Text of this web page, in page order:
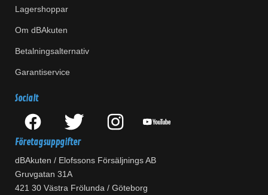
Lagershoppar
Om dBAkuten
Betalningsalternativ
Garantiservice
Socialt
Företagsuppgifter
dBAkuten / Elofssons Försäljnings AB
Gruvgatan 31A
421 30 Västra Frölunda / Göteborg